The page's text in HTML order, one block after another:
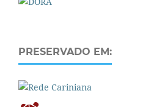
PRESERVADO EM: